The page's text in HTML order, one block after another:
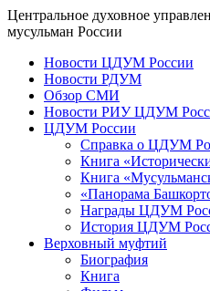
Центральное духовное
мусульман России
Новости ЦДУМ России
Новости РДУМ
Обзор СМИ
Новости РИУ ЦДУМ
ЦДУМ России
Справка о ЦДУМ
Книга
Книга
«Панорама
Награды ЦДУМ
История ЦДУМ
Верховный муфтий
Биография
Книга